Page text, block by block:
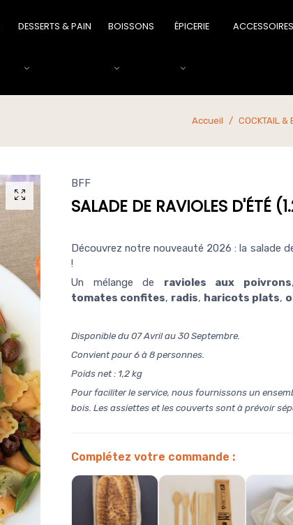
DESSERTS & PAIN BOISSONS ÉPICERIE ACCESSOIRES
Accueil COCKTAIL &
BFF
SALADE DE RAVIOLES D'ÉTÉ
Découvrez notre nouveauté 2026 : la salade
!
Un mélange de ravioles aux poivrons,
tomates confites, radis, haricots plats,
Disponible du 07 Avril au 30 Septembre.
Convient pour 6 à 8 personnes.
Poids net : 1,2 kg
Pour faciliter le service, nous fournissons un
bois. Les assiettes et les couverts sont à prévoir
Complétez votre commande :